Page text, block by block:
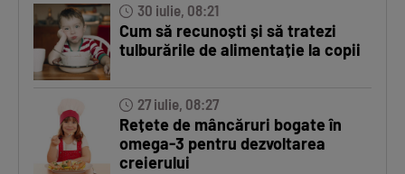
30 iulie, 08:21
Cum să recunoști și să tratezi
tulburările de alimentație la copii
27 iulie, 08:27
Rețete de mâncăruri bogate în
omega-3 pentru dezvoltarea
creierului